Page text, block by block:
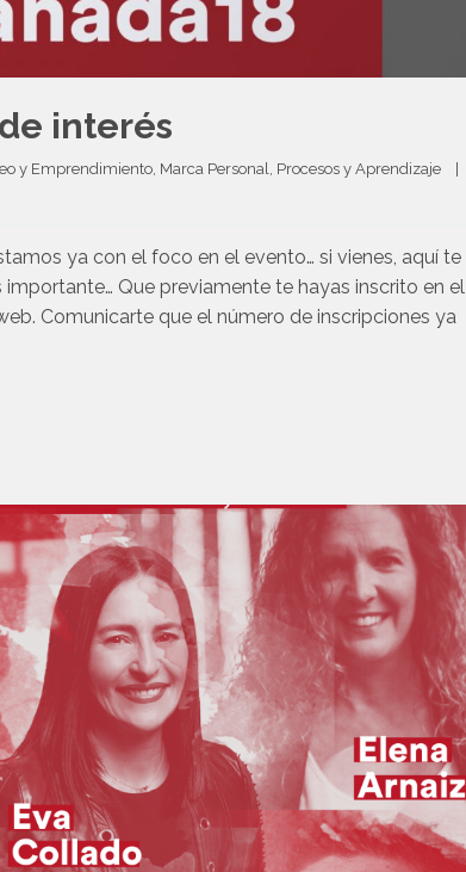
interés
y Emprendimiento, Marca Personal, Procesos y Aprendizaje
ya con el foco en el evento… si vienes, aquí te
Que previamente te hayas inscrito en el
Comunicarte que el número de inscripciones ya